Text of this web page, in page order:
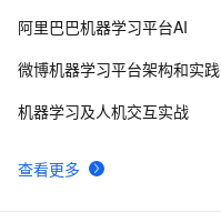
查看更多
阿里巴巴机器学习平台AI
微博机器学习平台架构和实践
机器学习及人机交互实战